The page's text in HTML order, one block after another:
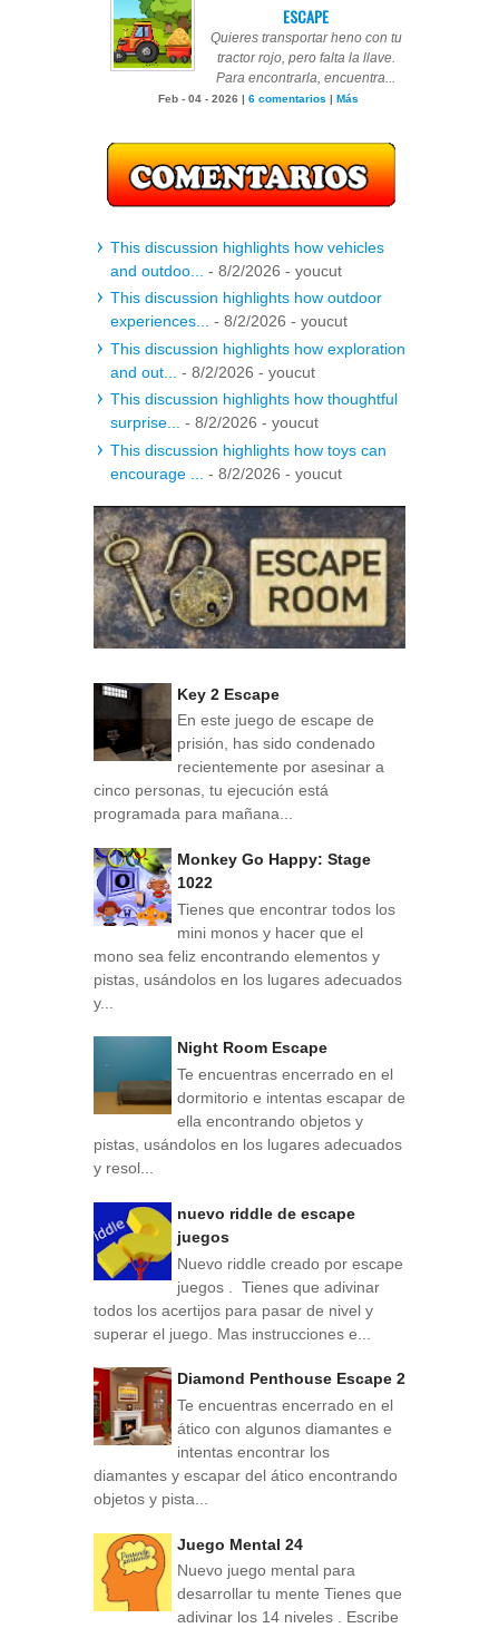
ESCAPE
Quieres transportar heno con tu
tractor rojo, pero falta la llave.
Para encontrarla, encuentra...
Feb - 04 - 2026 | 6 comentarios | Más
This discussion highlights how vehicles
and outdoo...
- 8/2/2026 - youcut
This discussion highlights how outdoor
experiences... - 8/2/2026 - youcut
This discussion highlights how exploration
and out...
- 8/2/2026 - youcut
This discussion highlights how thoughtful
surprise... - 8/2/2026 - youcut
This discussion highlights how toys can
encourage ...
- 8/2/2026 - youcut
Key 2 Escape
En este juego de escape de
prisión, has sido condenado
recientemente por asesinar a
cinco personas, tu ejecución está
programada para mañana...
Monkey Go Happy: Stage
1022
Tienes que encontrar todos los
mini monos y hacer que el
mono sea feliz encontrando elementos y
pistas, usándolos en los lugares adecuados
y...
Night Room Escape
Te encuentras encerrado en el
dormitorio e intentas escapar de
ella encontrando objetos y
pistas, usándolos en los lugares adecuados
y resol...
nuevo riddle de escape
juegos
Nuevo riddle creado por escape
juegos . Tienes que adivinar
todos los acertijos para pasar de nivel y
superar el juego. Mas instrucciones e...
Diamond Penthouse Escape 2
Te encuentras encerrado en el
ático con algunos diamantes e
intentas encontrar los
diamantes y escapar del ático encontrando
objetos y pista...
Juego Mental 24
Nuevo juego mental para
desarrollar tu mente Tienes que
adivinar los 14 niveles . Escribe